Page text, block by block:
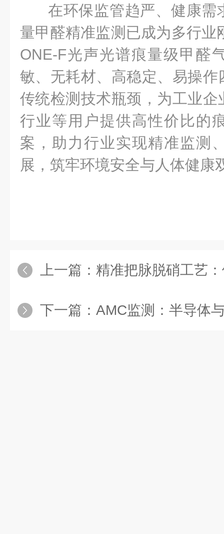
在环保监管趋严、健康需
量甲醛精准监测已成为多行业
ONE-F光声光谱痕量级甲醛
敏、无耗材、高稳定、易操
传统检测技术瓶颈，为工业
行业等用户提供高性价比的
案，助力行业实现精准监测
展，筑牢环境安全与人体健康
上一篇： 精准把脉脱硝工艺：便携式氨逃逸分
下一篇： AMC监测：半导体与高科技制